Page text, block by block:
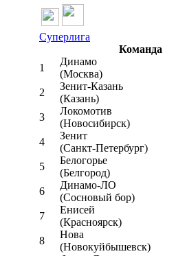
Суперлига
Команда
1
Динамо
(Москва)
2
Зенит-Казань
(Казань)
3
Локомотив
(Новосибирск)
4
Зенит
(Санкт-Петербург)
5
Белогорье
(Белгород)
6
Динамо-ЛО
(Сосновый бор)
7
Енисей
(Красноярск)
8
Нова
(Новокуйбышевск)